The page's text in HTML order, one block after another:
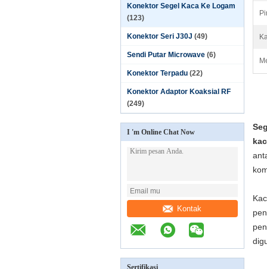
Konektor Segel Kaca Ke Logam
(123)
Konektor Seri J30J (49)
Sendi Putar Microwave (6)
Konektor Terpadu (22)
Konektor Adaptor Koaksial RF
(249)
I 'm Online Chat Now
Kontak
Sertifikasi